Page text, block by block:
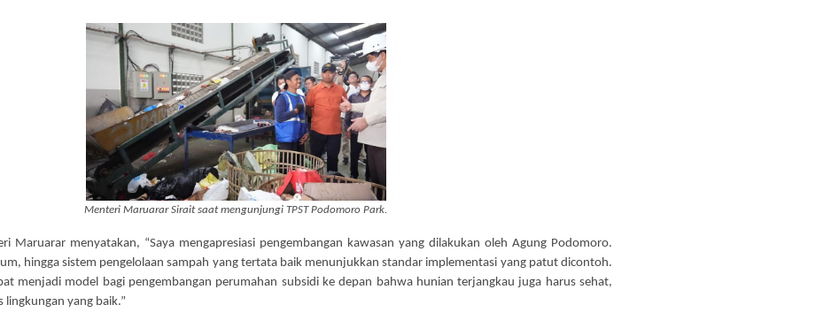
Menteri Maruarar Sirait saat mengunjungi TPST Podomoro Park.
Maruarar menyatakan, “Saya mengapresiasi pengembangan kawasan yang dilakukan oleh Agung Podomoro.
hingga sistem pengelolaan sampah yang tertata baik menunjukkan standar implementasi yang patut dicontoh.
menjadi model bagi pengembangan perumahan subsidi ke depan bahwa hunian terjangkau juga harus sehat,
lingkungan yang baik.”